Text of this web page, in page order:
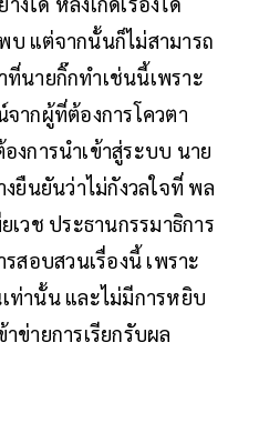
แต่จากนั้นก็ไม่สามารถ
นายกิ๊กทำเช่นนี้เพราะ
จากผู้ที่ต้องการโควตา
งการนำเข้าสู่ระบบ นาย
ยืนยันว่าไม่กังวลใจที่ พล
เวช ประธานกรรมาธิการ
สอบสวนเรื่องนี้ เพราะ
ท่านั้น และไม่มีการหยิบ
ข่ายการเรียกรับผล